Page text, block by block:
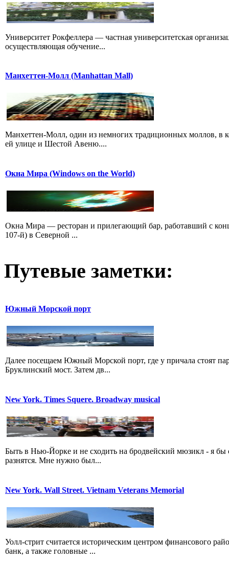
Университет Рокфеллера — частная университетская
осуществляющая обучение...
Манхеттен-Молл (Manhattan Mall)
Манхеттен-Молл, один из немногих традиционных моллов, в
ей улице и Шестой Авеню....
Окна Мира (Windows on the World)
Окна Мира — ресторан и прилегающий бар, работавший с
107-й) в Северной ...
Путевые заметки:
Южный Морской порт
Далее посещаем Южный Морской порт, где у причала стоят
Бруклинский мост. Затем дв...
New York. Times Squere. Broadway musical
Быть в Нью-Йорке и не сходить на бродвейский мюзикл - я бы
разнятся. Мне нужно был...
New York. Wall Street. Vietnam Veterans Memorial
Уолл-стрит считается историческим центром финансового
банк, а также головные ...